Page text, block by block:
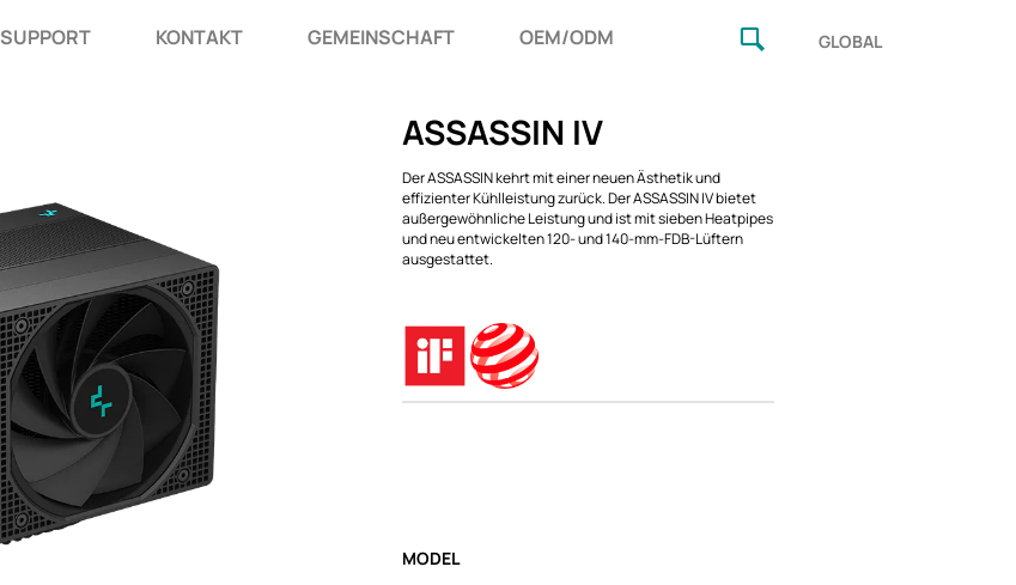
SUPPORT KONTAKT GEMEINSCHAFT OEM/ODM GLOBAL
ASSASSIN IV
Der ASSASSIN kehrt mit einer neuen Ästhetik und
effizienter Kühlleistung zurück. Der ASSASSIN IV bietet
außergewöhnliche Leistung und ist mit sieben Heatpipes
und neu entwickelten 120- und 140-mm-FDB-Lüftern
ausgestattet.
MODEL